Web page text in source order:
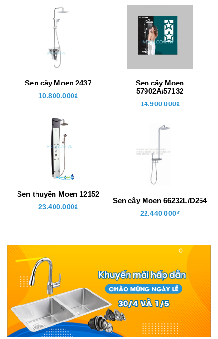
Sen cây Moen 2437
10.800.000₫
Sen thuyền Moen 12152
23.400.000₫
Sen cây Moen
57902A/57132
14.900.000₫
Sen cây Moen 66232L/D254
22.440.000₫